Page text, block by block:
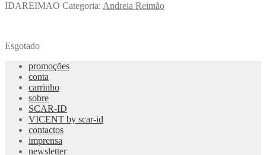
IDAREIMAO Categoria: Andreia Reimão
Esgotado
promoções
conta
carrinho
sobre
SCAR-ID
VICENT by scar-id
contactos
imprensa
newsletter